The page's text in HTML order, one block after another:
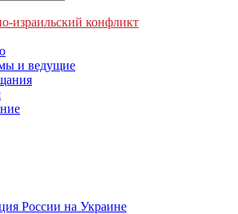
израильский конфликт
и ведущие
России на Украине